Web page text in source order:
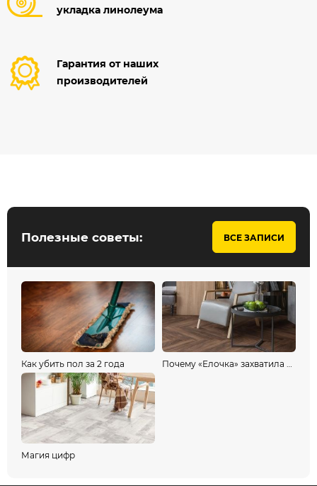
укладка линолеума
Гарантия от наших
производителей
Полезные советы: ВСЕ ЗАПИСИ
Как убить пол за 2 года Почему «Елочка» захватила мир и как её выбрать?
Магия цифр